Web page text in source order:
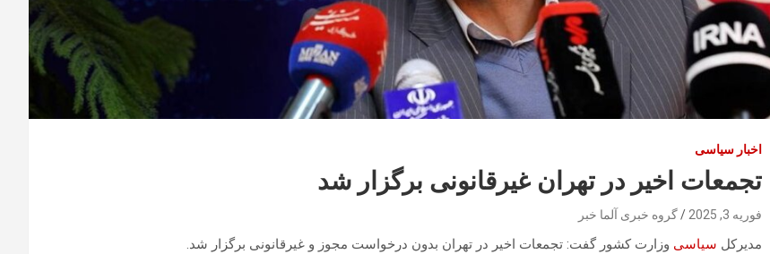
اخبار سیاسی
تجمعات اخیر در تهران غیرقانونی برگزار شد
فوریه 3, 2025 گروه خبری آلما خبر
مدیرکل سیاسی وزارت کشور گفت: تجمعات اخیر در تهران بدون درخواست مجوز و غیرقانونی برگزار شد.